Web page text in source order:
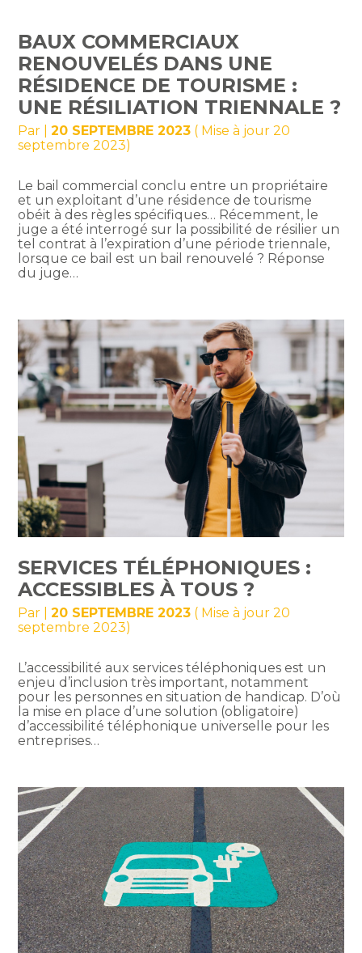
BAUX COMMERCIAUX
RENOUVELÉS DANS UNE
RÉSIDENCE DE TOURISME :
UNE RÉSILIATION TRIENNALE ?
Par |20 SEPTEMBRE 2023 ( Mise à jour 20
septembre 2023)
Le bail commercial conclu entre un propriétaire
et un exploitant d’une résidence de tourisme
obéit à des règles spécifiques… Récemment, le
juge a été interrogé sur la possibilité de résilier un
tel contrat à l’expiration d’une période triennale,
lorsque ce bail est un bail renouvelé ? Réponse
du juge…
SERVICES TÉLÉPHONIQUES :
ACCESSIBLES À TOUS ?
Par |20 SEPTEMBRE 2023 ( Mise à jour 20
septembre 2023)
L’accessibilité aux services téléphoniques est un
enjeu d’inclusion très important, notamment
pour les personnes en situation de handicap. D’où
la mise en place d’une solution (obligatoire)
d’accessibilité téléphonique universelle pour les
entreprises…